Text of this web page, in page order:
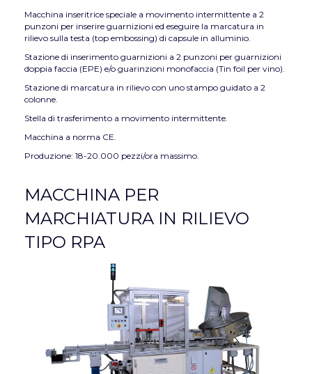
Macchina inseritrice speciale a movimento intermittente a 2
punzoni per inserire guarnizioni ed eseguire la marcatura in
rilievo sulla testa (top embossing) di capsule in alluminio.
Stazione di inserimento guarnizioni a 2 punzoni per guarnizioni
doppia faccia (EPE) e/o guarinzioni monofaccia (Tin foil per vino).
Stazione di marcatura in rilievo con uno stampo guidato a 2
colonne.
Stella di trasferimento a movimento intermittente.
Macchina a norma CE.
Produzione: 18-20.000 pezzi/ora massimo.
MACCHINA PER
MARCHIATURA IN RILIEVO
TIPO RPA